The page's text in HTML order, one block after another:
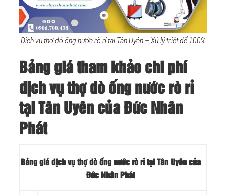
Dịch vụ thợ dò ống nước rò rỉ tại Tân Uyên – Xử lý triệt để 100%
Bảng giá tham khảo chi phí
dịch vụ thợ dò ống nước rò rỉ
tại Tân Uyên của Đức Nhân
Phát
Bảng giá dịch vụ thợ dò ống nước rò rỉ tại Tân Uyên của
Đức Nhân Phát